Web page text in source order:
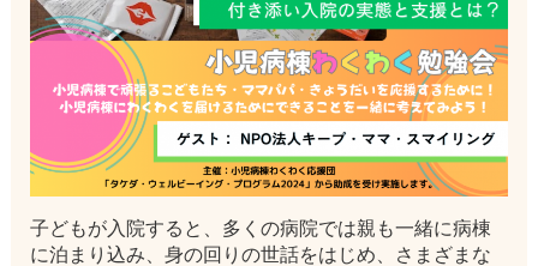
子どもが入院すると、多くの病院では親も一緒に病棟
に泊まり込み、身の回りの世話をはじめ、さまざまな